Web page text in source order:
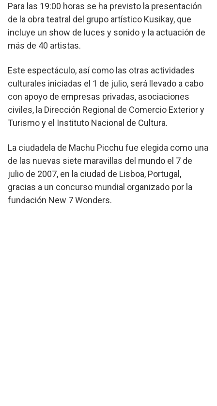
Para las 19:00 horas se ha previsto la presentación
de la obra teatral del grupo artístico Kusikay, que
incluye un show de luces y sonido y la actuación de
más de 40 artistas.
Este espectáculo, así como las otras actividades
culturales iniciadas el 1 de julio, será llevado a cabo
con apoyo de empresas privadas, asociaciones
civiles, la Dirección Regional de Comercio Exterior y
Turismo y el Instituto Nacional de Cultura.
La ciudadela de Machu Picchu fue elegida como una
de las nuevas siete maravillas del mundo el 7 de
julio de 2007, en la ciudad de Lisboa, Portugal,
gracias a un concurso mundial organizado por la
fundación New 7 Wonders.